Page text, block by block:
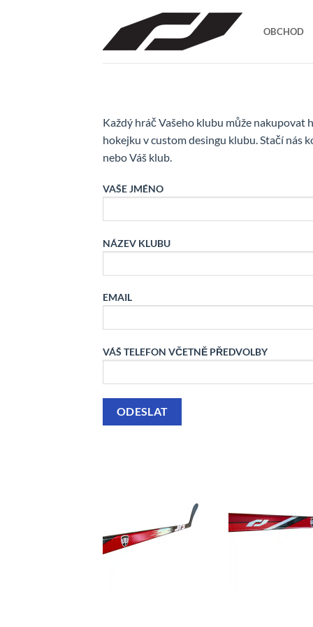
OBCHOD
Každý hráč Vašeho klubu může
hokejku v custom desingu klubu. Stačí nás
nebo Váš klub.
VAŠE JMÉNO
NÁZEV KLUBU
EMAIL
VÁŠ TELEFON VČETNĚ PŘEDVOLBY